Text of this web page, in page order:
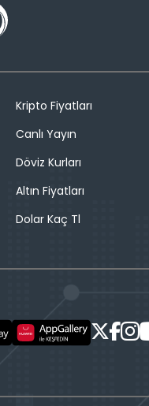
Kripto Fiyatları
Canlı Yayın
Döviz Kurları
Altın Fiyatları
Dolar Kaç Tl